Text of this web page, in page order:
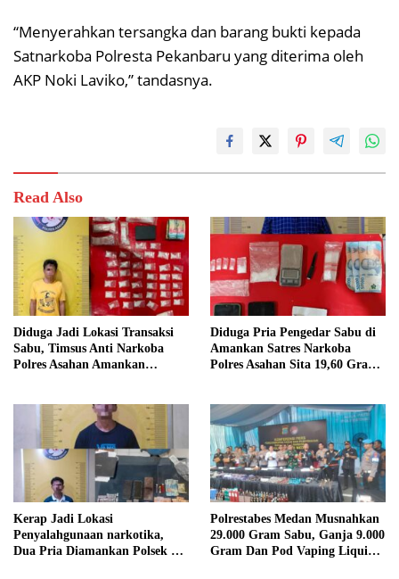
“Menyerahkan tersangka dan barang bukti kepada
Satnarkoba Polresta Pekanbaru yang diterima oleh
AKP Noki Laviko,” tandasnya.
Read Also
Diduga Jadi Lokasi Transaksi
Sabu, Timsus Anti Narkoba
Polres Asahan Amankan
Diduga Pria Pengedar Sabu di
Amankan Satres Narkoba
Polres Asahan Sita 19,60 Gram
Kerap Jadi Lokasi
Penyalahgunaan narkotika,
Dua Pria Diamankan Polsek Air
Polrestabes Medan Musnahkan
29.000 Gram Sabu, Ganja 9.000
Gram Dan Pod Vaping Liquid